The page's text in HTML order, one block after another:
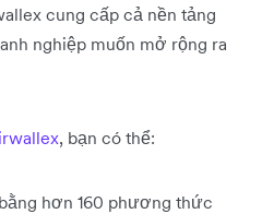
cung cấp cả nền tảng
nghiệp muốn mở rộng ra
, bạn có thể:
hơn 160 phương thức